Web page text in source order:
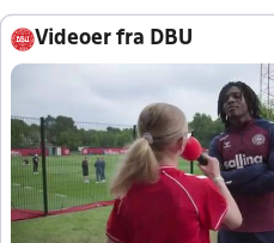
Videoer fra DBU